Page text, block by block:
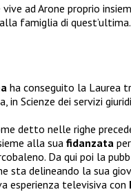
ad Arone proprio
famiglia di quest’ultima.
ha conseguito la Laurea
in Scienze dei servizi
detto nelle righe
alla sua fidanzata
Da qui poi la
sta delineando la sua
esperienza televisiva con